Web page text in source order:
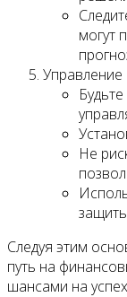
могут
Управление
Не
Следуя этим
путь на
шансами на